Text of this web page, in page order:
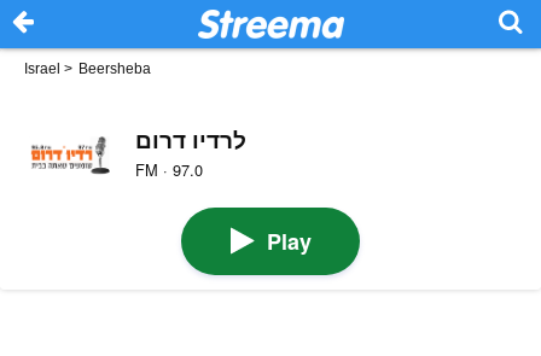
Israel > Beersheba
לרדיו דרום
FM · 97.0
Play